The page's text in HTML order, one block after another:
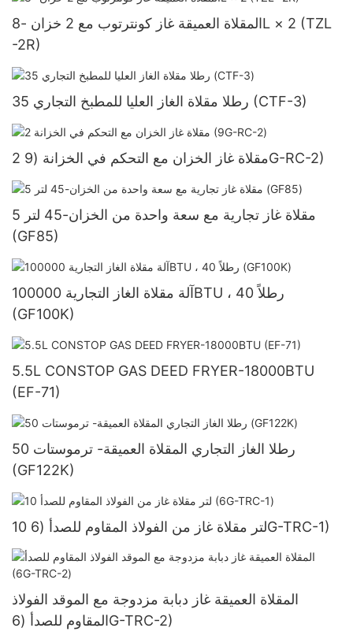
المقلاة العميقة غاز كونترتوب مع 2 خزان -8L × 2 (TZL
-2R)
35 رطلا مقلاة الغاز العليا للمطبخ التجاري (CTF-3)
2 مقلاة غاز الخزان مع التحكم في الخزانة (9G-RC-2)
5 مقلاة غاز تجارية مع سعة واحدة من الخزان-45 لتر
(GF85)
آلة مقلاة الغاز التجارية 100000BTU ، 40 رطلاً
(GF100K)
5.5L CONSTOP GAS DEED FRYER-18000BTU
(EF-71)
50 رطلا الغاز التجاري المقلاة العميقة- ترموستات
(GF122K)
10 لتر مقلاة غاز من الفولاذ المقاوم للصدأ (6G-TRC-1)
المقلاة العميقة غاز دبابة مزدوجة مع الموقد الفولاذ
المقاوم للصدأ (6G-TRC-2)